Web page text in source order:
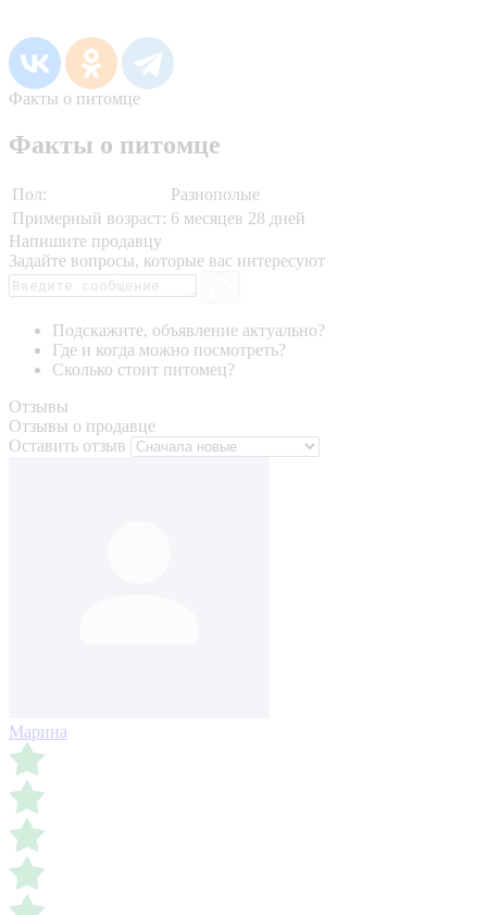
Факты о питомце
Факты о питомце
Пол:
Разнополые
Примерный возраст: 6 месяцев 28 дней
Напишите продавцу
Задайте вопросы, которые вас интересуют
Подскажите, объявление актуально?
Где и когда можно посмотреть?
Сколько стоит питомец?
Отзывы
Отзывы о продавце
Оставить отзыв
Марина